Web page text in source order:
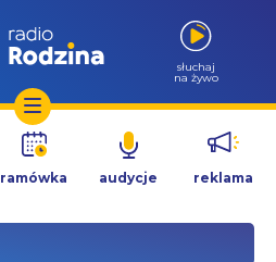
słuchaj
na żywo
ramówka audycje reklama